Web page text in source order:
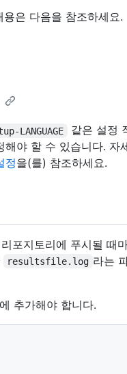
은 다음을 참조하세요.
LANGUAGE
같은 설정
야 할 수 있습니다. 자
정을(를) 참조하세요.
포지토리에 푸시될 때
resultsfile.log 라는
추가해야 합니다.